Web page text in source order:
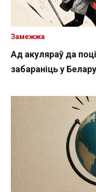
Ад акуляраў да
забараніць у
Замежжа